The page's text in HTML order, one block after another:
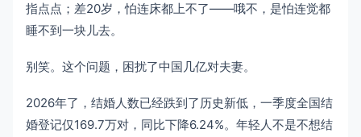
指点点；差20岁，怕连床都上不了——哦不，是怕连觉都
睡不到一块儿去。
别笑。这个问题，困扰了中国几亿对夫妻。
2026年了，结婚人数已经跌到了历史新低，一季度全国结
婚登记仅169.7万对，同比下降6.24%。年轻人不是不想结